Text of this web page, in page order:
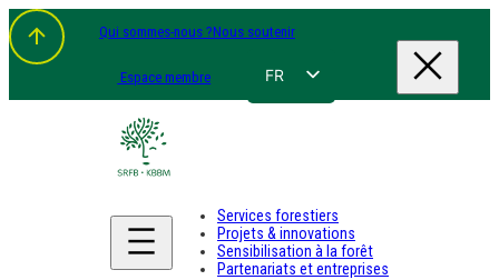
Aller
au
contenu
Qui sommes-nous ?Nous soutenir
Espace membre FR
DE
Services forestiers
Projets & innovations
Sensibilisation à la forêt
Partenariats et entreprises